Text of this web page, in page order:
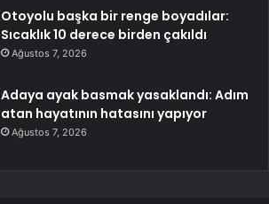
Otoyolu başka bir renge boyadılar:
Sıcaklık 10 derece birden çakıldı
Ağustos 7, 2026
Adaya ayak basmak yasaklandı: Adım
atan hayatının hatasını yapıyor
Ağustos 7, 2026